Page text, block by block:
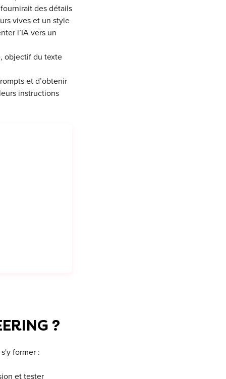
des détails
vives et un style
l’IA vers un
objectif du texte
et d’obtenir
instructions
?
former :
et tester